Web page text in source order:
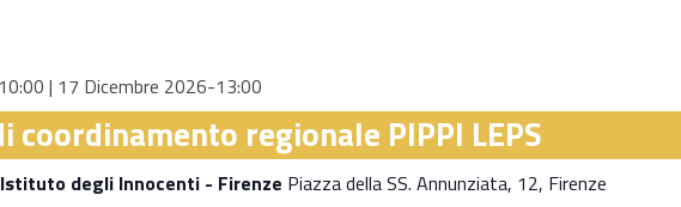
| 17 Dicembre 2026-13:00
coordinamento regionale PIPPI LEPS
degli Innocenti - Firenze Piazza della SS. Annunziata, 12, Firenze